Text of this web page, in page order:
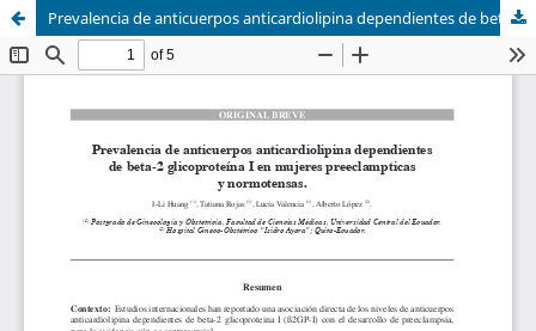
Prevalencia de anticuerpos anticardiolipina dependientes de beta-2 glicoproteína I en mujeres preeclampticas y normotensas